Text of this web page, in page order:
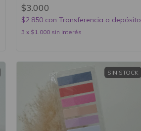
$3.000
$2.850 con Transferencia o depósito
3 x $1.000 sin interés
SIN STOCK